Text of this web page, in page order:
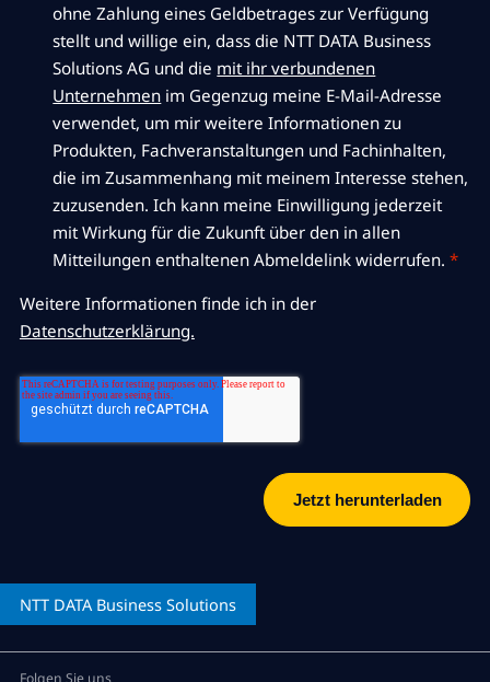
ohne Zahlung eines Geldbetrages zur Verfügung
stellt und willige ein, dass die NTT DATA Business
Solutions AG und die mit ihr verbundenen
Unternehmen im Gegenzug meine E-Mail-Adresse
verwendet, um mir weitere Informationen zu
Produkten, Fachveranstaltungen und Fachinhalten,
die im Zusammenhang mit meinem Interesse stehen,
zuzusenden. Ich kann meine Einwilligung jederzeit
mit Wirkung für die Zukunft über den in allen
Mitteilungen enthaltenen Abmeldelink widerrufen. *
Weitere Informationen finde ich in der
Datenschutzerklärung.
NTT DATABusiness Solutions